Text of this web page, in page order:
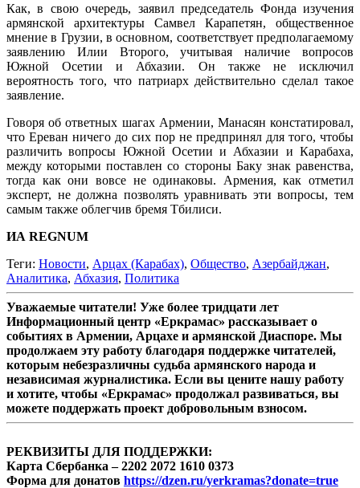
Как, в свою очередь, заявил председатель Фонда изучения
армянской архитектуры Самвел Карапетян, общественное
мнение в Грузии, в основном, соответствует предполагаемому
заявлению Илии Второго, учитывая наличие вопросов
Южной Осетии и Абхазии. Он также не исключил
вероятность того, что патриарх действительно сделал такое
заявление.
Говоря об ответных шагах Армении, Манасян констатировал,
что Ереван ничего до сих пор не предпринял для того, чтобы
различить вопросы Южной Осетии и Абхазии и Карабаха,
между которыми поставлен со стороны Баку знак равенства,
тогда как они вовсе не одинаковы. Армения, как отметил
эксперт, не должна позволять уравнивать эти вопросы, тем
самым также облегчив бремя Тбилиси.
ИА REGNUM
Теги: Новости, Арцах (Карабах), Общество, Азербайджан,
Аналитика, Абхазия, Политика
Уважаемые читатели! Уже более тридцати лет
Информационный центр «Еркрамас» рассказывает о
событиях в Армении, Арцахе и армянской Диаспоре. Мы
продолжаем эту работу благодаря поддержке читателей,
которым небезразличны судьба армянского народа и
независимая журналистика. Если вы цените нашу работу
и хотите, чтобы «Еркрамас» продолжал развиваться, вы
можете поддержать проект добровольным взносом.
РЕКВИЗИТЫ ДЛЯ ПОДДЕРЖКИ:
Карта Сбербанка – 2202 2072 1610 0373
Форма для донатов https://dzen.ru/yerkramas?donate=true